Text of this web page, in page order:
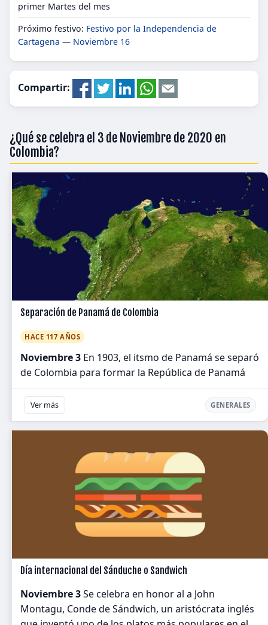
primer Martes del mes
Próximo festivo: Festivo por la Independencia de
Cartagena — Noviembre 16
Compartir:
¿Qué se celebra el 3 de Noviembre de 2020 en
Colombia?
Separación de Panamá de Colombia
HACE 117 AÑOS
Noviembre 3 En 1903, el itsmo de Panamá se separó
de Colombia para formar la República de Panamá
Ver más GENERALES
Día internacional del Sánduche o Sandwich
Noviembre 3Se celebra en honor al a John
Montagu, Conde de Sándwich, un aristócrata inglés